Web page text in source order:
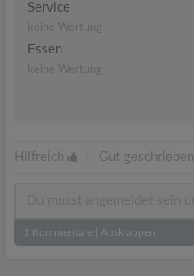
Service
keine Wertung
Essen
keine Wertung
Hilfreich Gut geschrieben
1 Kommentare Ausklappen